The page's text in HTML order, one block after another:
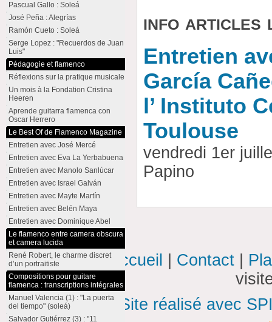
info articles
Entretien
García
l’ Instituto
Toulouse
vendredi 1er
Papino
Pascual Gallo : Soleá
José Peña : Alegrías
Ramón Cueto : Soleá
Serge Lopez : "Recuerdos de Juan
Luis"
Pédagogie et flamenco
Réflexions sur la pratique musicale
Un mois à la Fondation Cristina
Heeren
Aprende guitarra flamenca con
Oscar Herrero
Le Best Of de Flamenco Magazine
Entretien avec José Mercé
Entretien avec Eva La Yerbabuena
Entretien avec Manolo Sanlúcar
Entretien avec Israel Galván
Entretien avec Mayte Martín
Entretien avec Belén Maya
Entretien avec Dominique Abel
Le flamenco entre camera obscura
et camera lucida
René Robert, le charme discret
d’un portraitiste
Compositions pour guitare
flamenca : transcriptions intégrales
Manuel Valencia (1) : "La puerta
del tiempo" (soleá)
Salvador Gutiérrez (3) : "11
Accueil Contact
Site réalisé avec